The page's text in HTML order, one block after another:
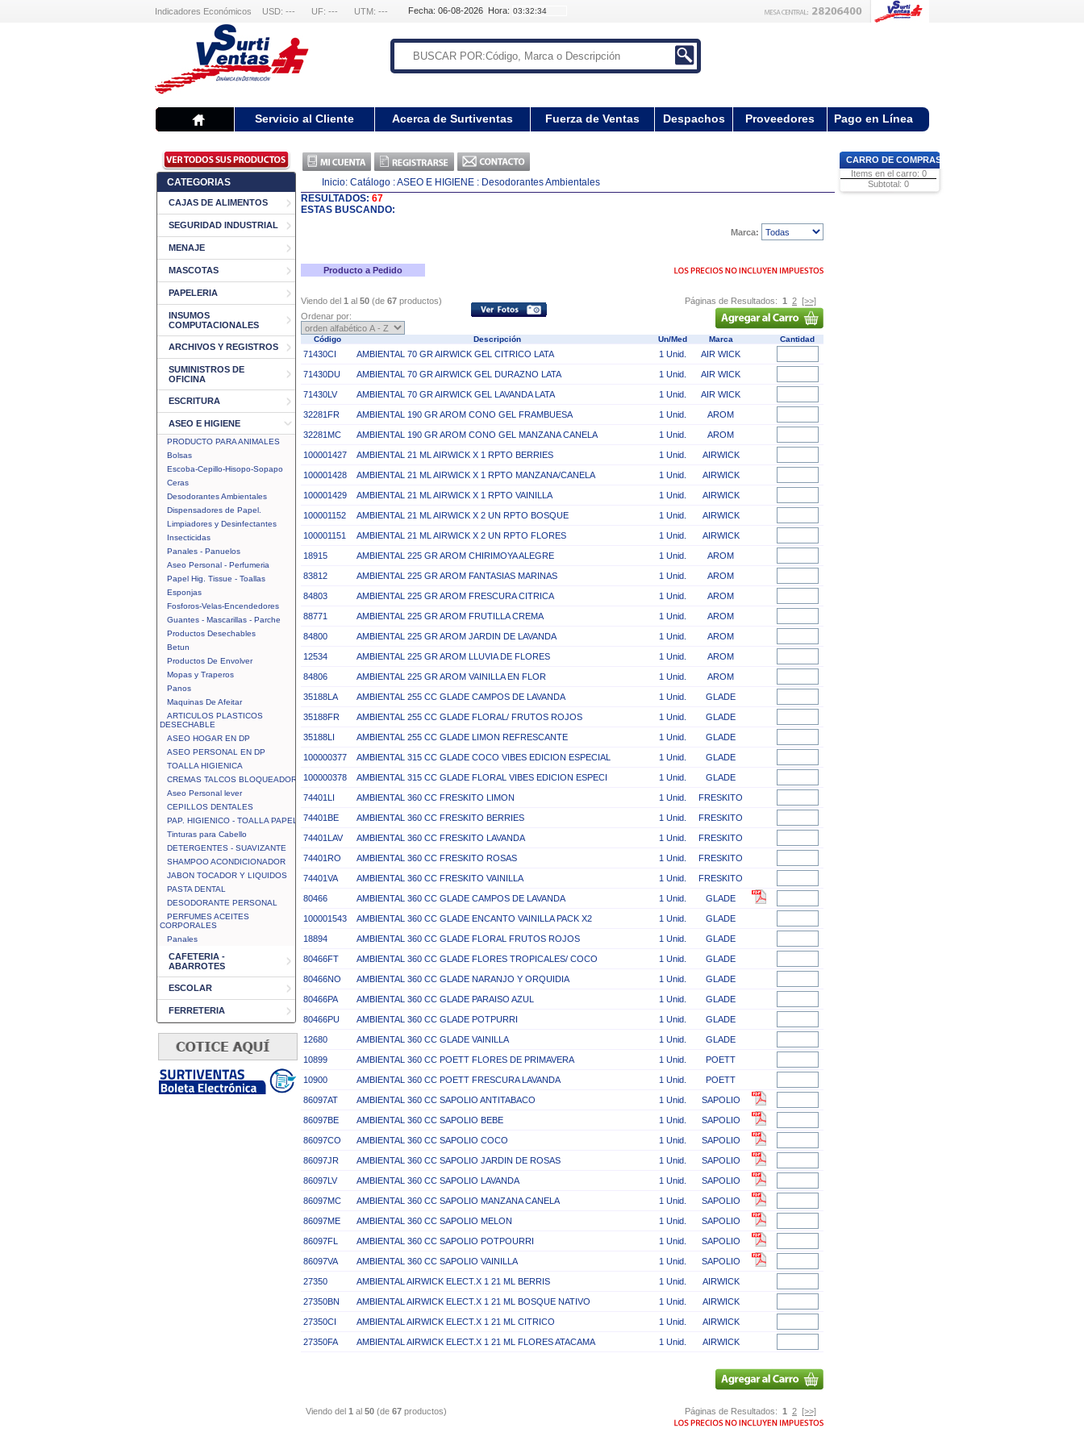
Indicadores Económicos USD: --- UF: --- UTM: --- Fecha: 06-08-2026 Hora:
Servicio al Cliente Acerca de Surtiventas Fuerza de Ventas Despachos Proveedores Pago en Línea
CATEGORIAS
CAJAS DE ALIMENTOS
SEGURIDAD INDUSTRIAL
MENAJE
MASCOTAS
PAPELERIA
INSUMOS
COMPUTACIONALES
ARCHIVOS Y REGISTROS
SUMINISTROS DE
OFICINA
ESCRITURA
ASEO E HIGIENE
PRODUCTO PARA ANIMALES
Bolsas
Escoba-Cepillo-Hisopo-Sopapo
Ceras
Desodorantes Ambientales
Dispensadores de Papel.
Limpiadores y Desinfectantes
Insecticidas
Panales - Panuelos
Aseo Personal - Perfumeria
Papel Hig. Tissue - Toallas
Esponjas
Fosforos-Velas-Encendedores
Guantes - Mascarillas - Parche
Productos Desechables
Betun
Productos De Envolver
Mopas y Traperos
Panos
Maquinas De Afeitar
ARTICULOS PLASTICOS
DESECHABLE
ASEO HOGAR EN DP
ASEO PERSONAL EN DP
TOALLA HIGIENICA
CREMAS TALCOS BLOQUEADOR
Aseo Personal lever
CEPILLOS DENTALES
PAP. HIGIENICO - TOALLA PAPEL
Tinturas para Cabello
DETERGENTES - SUAVIZANTE
SHAMPOO ACONDICIONADOR
JABON TOCADOR Y LIQUIDOS
PASTA DENTAL
DESODORANTE PERSONAL
PERFUMES ACEITES
CORPORALES
Panales
CAFETERIA -
ABARROTES
ESCOLAR
FERRETERIA
Inicio: Catálogo : ASEO E HIGIENE : Desodorantes Ambientales
RESULTADOS: 67
ESTAS BUSCANDO:
Marca:
Producto a Pedido
Viendo del 1 al 50 (de 67 productos) Páginas de Resultados: 1 2 [>>]
Ordenar por:
Código Descripción Un/Med Marca Cantidad
71430CI AMBIENTAL 70 GR AIRWICK GEL CITRICO LATA 1 Unid. AIR WICK
71430DU AMBIENTAL 70 GR AIRWICK GEL DURAZNO LATA 1 Unid. AIR WICK
71430LV AMBIENTAL 70 GR AIRWICK GEL LAVANDA LATA 1 Unid. AIR WICK
32281FR AMBIENTAL 190 GR AROM CONO GEL FRAMBUESA 1 Unid. AROM
32281MC AMBIENTAL 190 GR AROM CONO GEL MANZANA CANELA 1 Unid. AROM
100001427 AMBIENTAL 21 ML AIRWICK X 1 RPTO BERRIES 1 Unid. AIRWICK
100001428 AMBIENTAL 21 ML AIRWICK X 1 RPTO MANZANA/CANELA 1 Unid. AIRWICK
100001429 AMBIENTAL 21 ML AIRWICK X 1 RPTO VAINILLA 1 Unid. AIRWICK
100001152 AMBIENTAL 21 ML AIRWICK X 2 UN RPTO BOSQUE 1 Unid. AIRWICK
100001151 AMBIENTAL 21 ML AIRWICK X 2 UN RPTO FLORES 1 Unid. AIRWICK
18915 AMBIENTAL 225 GR AROM CHIRIMOYA ALEGRE 1 Unid. AROM
83812 AMBIENTAL 225 GR AROM FANTASIAS MARINAS 1 Unid. AROM
84803 AMBIENTAL 225 GR AROM FRESCURA CITRICA 1 Unid. AROM
88771 AMBIENTAL 225 GR AROM FRUTILLA CREMA 1 Unid. AROM
84800 AMBIENTAL 225 GR AROM JARDIN DE LAVANDA 1 Unid. AROM
12534 AMBIENTAL 225 GR AROM LLUVIA DE FLORES 1 Unid. AROM
84806 AMBIENTAL 225 GR AROM VAINILLA EN FLOR 1 Unid. AROM
35188LA AMBIENTAL 255 CC GLADE CAMPOS DE LAVANDA 1 Unid. GLADE
35188FR AMBIENTAL 255 CC GLADE FLORAL/ FRUTOS ROJOS 1 Unid. GLADE
35188LI AMBIENTAL 255 CC GLADE LIMON REFRESCANTE 1 Unid. GLADE
100000377 AMBIENTAL 315 CC GLADE COCO VIBES EDICION ESPECIAL 1 Unid. GLADE
100000378 AMBIENTAL 315 CC GLADE FLORAL VIBES EDICION ESPECI 1 Unid. GLADE
74401LI AMBIENTAL 360 CC FRESKITO LIMON 1 Unid. FRESKITO
74401BE AMBIENTAL 360 CC FRESKITO BERRIES 1 Unid. FRESKITO
74401LAV AMBIENTAL 360 CC FRESKITO LAVANDA 1 Unid. FRESKITO
74401RO AMBIENTAL 360 CC FRESKITO ROSAS 1 Unid. FRESKITO
74401VA AMBIENTAL 360 CC FRESKITO VAINILLA 1 Unid. FRESKITO
80466 AMBIENTAL 360 CC GLADE CAMPOS DE LAVANDA 1 Unid. GLADE
100001543 AMBIENTAL 360 CC GLADE ENCANTO VAINILLA PACK X2 1 Unid. GLADE
18894 AMBIENTAL 360 CC GLADE FLORAL FRUTOS ROJOS 1 Unid. GLADE
80466FT AMBIENTAL 360 CC GLADE FLORES TROPICALES/ COCO 1 Unid. GLADE
80466NO AMBIENTAL 360 CC GLADE NARANJO Y ORQUIDIA 1 Unid. GLADE
80466PA AMBIENTAL 360 CC GLADE PARAISO AZUL 1 Unid. GLADE
80466PU AMBIENTAL 360 CC GLADE POTPURRI 1 Unid. GLADE
12680 AMBIENTAL 360 CC GLADE VAINILLA 1 Unid. GLADE
10899 AMBIENTAL 360 CC POETT FLORES DE PRIMAVERA 1 Unid. POETT
10900 AMBIENTAL 360 CC POETT FRESCURA LAVANDA 1 Unid. POETT
86097AT AMBIENTAL 360 CC SAPOLIO ANTITABACO 1 Unid. SAPOLIO
86097BE AMBIENTAL 360 CC SAPOLIO BEBE 1 Unid. SAPOLIO
86097CO AMBIENTAL 360 CC SAPOLIO COCO 1 Unid. SAPOLIO
86097JR AMBIENTAL 360 CC SAPOLIO JARDIN DE ROSAS 1 Unid. SAPOLIO
86097LV AMBIENTAL 360 CC SAPOLIO LAVANDA 1 Unid. SAPOLIO
86097MC AMBIENTAL 360 CC SAPOLIO MANZANA CANELA 1 Unid. SAPOLIO
86097ME AMBIENTAL 360 CC SAPOLIO MELON 1 Unid. SAPOLIO
86097FL AMBIENTAL 360 CC SAPOLIO POTPOURRI 1 Unid. SAPOLIO
86097VA AMBIENTAL 360 CC SAPOLIO VAINILLA 1 Unid. SAPOLIO
27350 AMBIENTAL AIRWICK ELECT.X 1 21 ML BERRIS 1 Unid. AIRWICK
27350BN AMBIENTAL AIRWICK ELECT.X 1 21 ML BOSQUE NATIVO 1 Unid. AIRWICK
27350CI AMBIENTAL AIRWICK ELECT.X 1 21 ML CITRICO 1 Unid. AIRWICK
27350FA AMBIENTAL AIRWICK ELECT.X 1 21 ML FLORES ATACAMA 1 Unid. AIRWICK
Viendo del 1 al 50 (de 67 productos) Páginas de Resultados: 1 2 [>>]
CARRO DE COMPRAS
Items en el carro: 0
Subtotal: 0